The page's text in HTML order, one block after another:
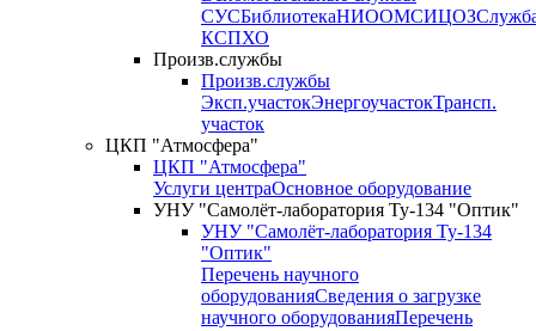
СУСБиблиотекаНИООМСИЦОЗ
КСПХО
Произв.службы
Произв.службы
Эксп.участокЭнергоучастокТрансп.
участок
ЦКП "Атмосфера"
ЦКП "Атмосфера"
Услуги центраОсновное оборудование
УНУ "Самолёт-лаборатория Ту-134 "Оптик"
УНУ "Самолёт-лаборатория Ту-134
"Оптик"
Перечень научного
оборудованияСведения о загрузке
научного оборудованияПеречень